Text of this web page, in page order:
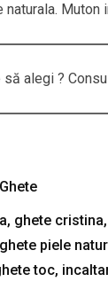
Muton
alegi ?
Ghete
, ghete cristina,
ghete piele
toc,